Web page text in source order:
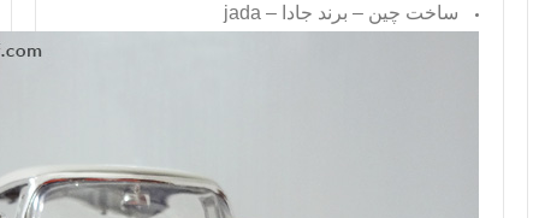
ساخت چین – برند جادا – jada